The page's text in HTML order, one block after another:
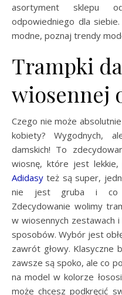
asortyment sklepu
odpowiedniego dla
modne, poznaj trendy
Trampki
wiosennej
Czego nie może
kobiety? Wygodnych,
damskich! To
wiosnę, które jest
Adidasy też są super,
nie jest gruba i co
Zdecydowanie wolimy
w wiosennych zestawach
sposobów. Wybór jest
zawrót głowy. Klasyczne
zawsze są spoko, ale co
na model w kolorze
może chcesz podkręcić